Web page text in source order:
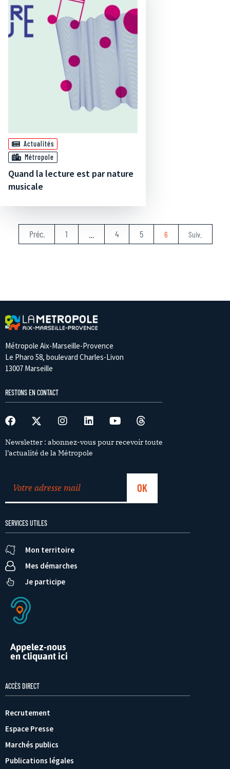
Actualités
Métropole
Quand la lecture est par nature
musicale
Préc. 1 4 5 6 Suiv.
Métropole Aix-Marseille-Provence
Le Pharo 58, boulevard Charles-Livon
13007 Marseille
RESTONS EN CONTACT
Newsletter : abonnez-vous pour recevoir toute
l’actualité de la Métropole
SERVICES UTILES
Mon territoire
Mes démarches
Je participe
Appelez-nous
en cliquant ici
ACCÈS DIRECT
Recrutement
Espace Presse
Marchés publics
Publications légales